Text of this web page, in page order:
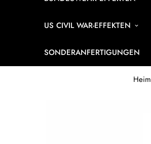
US CIVIL WAR-EFFEKTEN
SONDERANFERTIGUNGEN
Heim